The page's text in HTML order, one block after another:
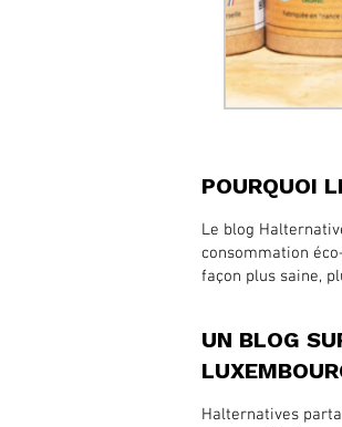
POURQUOI
Le blog
consommation
façon plus saine,
UN BLOG
Halternatives